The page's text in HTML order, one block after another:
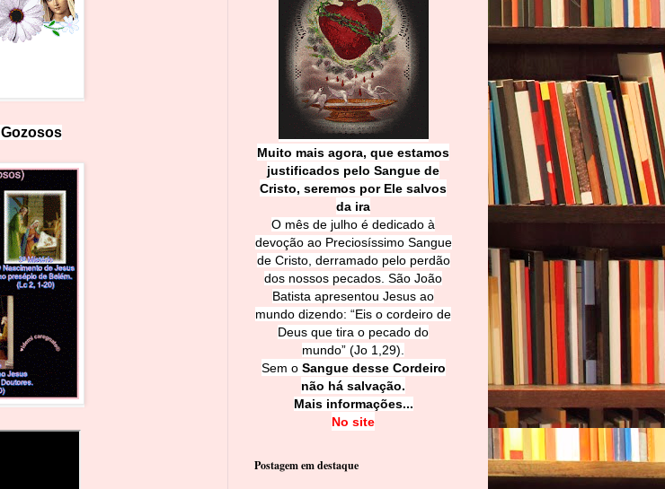
Gozosos
Muito mais agora, que estamos
justificados pelo Sangue de
Cristo, seremos por Ele salvos
da ira
O mês de julho é dedicado à
devoção ao Preciosíssimo Sangue
de Cristo, derramado pelo perdão
dos nossos pecados. São João
Batista apresentou Jesus ao
mundo dizendo: “Eis o cordeiro de
Deus que tira o pecado do
mundo” (Jo 1,29).
Sem o Sangue desse Cordeiro
não há salvação.
Mais informações...
No site
Postagem em destaque